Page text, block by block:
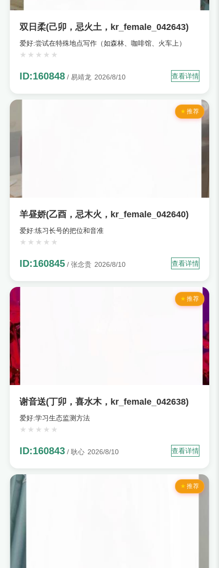
双日柔(己卯，忌火土，kr_female_042643)
爱好:尝试在特殊地点写作（如森林、咖啡馆、火车上）
ID:160848 / 易靖龙 2026/8/10 查看详情
推荐
羊昼娇(乙酉，忌木火，kr_female_042640)
爱好:练习长号的把位和音准
ID:160845 / 张念贵 2026/8/10 查看详情
推荐
谢音送(丁卯，喜水木，kr_female_042638)
爱好:学习生态监测方法
ID:160843 / 耿心 2026/8/10 查看详情
推荐